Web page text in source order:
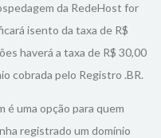
da RedeHost for
isento da taxa de R$
haverá a taxa de R$ 30,00
cobrada pelo Registro .BR.
é uma opção para quem
registrado um domínio